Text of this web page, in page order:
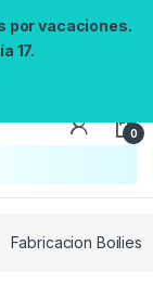
por vacaciones.
17.
0